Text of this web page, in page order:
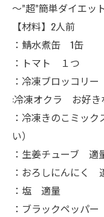
～”超”簡単ダイエッ
【材料】2人前
：鯖水煮缶 1缶
：トマト １つ
：冷凍ブロッコリ
:冷凍オクラ お好き
：冷凍きのこミッ
い）
：生姜チューブ 適
：おろしにんにく
：塩 適量
：ブラックペッパ